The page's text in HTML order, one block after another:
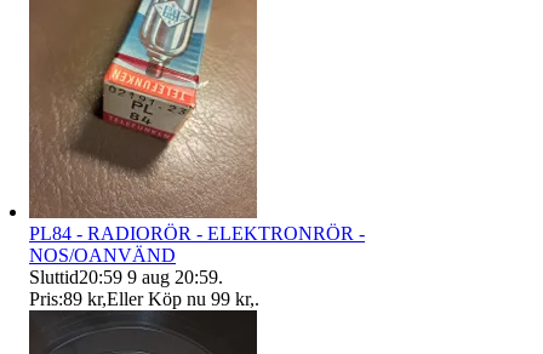
PL84 - RADIORÖR - ELEKTRONRÖR -
NOS/OANVÄND
Sluttid20:59 9 aug 20:59.
Pris:89 kr,Eller Köp nu 99 kr,.